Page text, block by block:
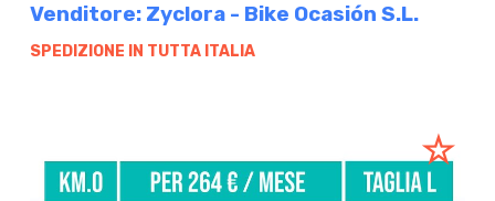
Venditore: Zyclora - Bike Ocasión S.L.
SPEDIZIONE IN TUTTA ITALIA